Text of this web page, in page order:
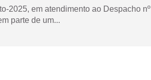
2025, em atendimento ao Despacho nº
parte de um...